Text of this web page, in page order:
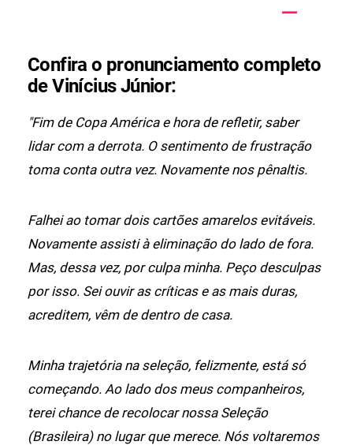
Confira o pronunciamento completo
de Vinícius Júnior:
"Fim de Copa América e hora de refletir, saber
lidar com a derrota. O sentimento de frustração
toma conta outra vez. Novamente nos pênaltis.
Falhei ao tomar dois cartões amarelos evitáveis.
Novamente assisti à eliminação do lado de fora.
Mas, dessa vez, por culpa minha. Peço desculpas
por isso. Sei ouvir as críticas e as mais duras,
acreditem, vêm de dentro de casa.
Minha trajetória na seleção, felizmente, está só
começando. Ao lado dos meus companheiros,
terei chance de recolocar nossa Seleção
(Brasileira) no lugar que merece. Nós voltaremos